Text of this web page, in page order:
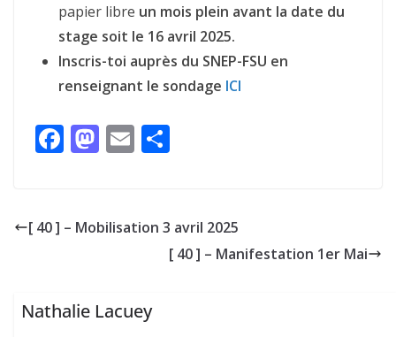
papier libre un mois plein avant la date du
stage soit le 16 avril 2025.
Inscris-toi auprès du SNEP-FSU en
renseignant le sondage ICI
F
b
k
M
d
E
l g
er
[ 40 ] – Mobilisation 3 avril 2025
[ 40 ] – Manifestation 1er Mai
Nathalie Lacuey